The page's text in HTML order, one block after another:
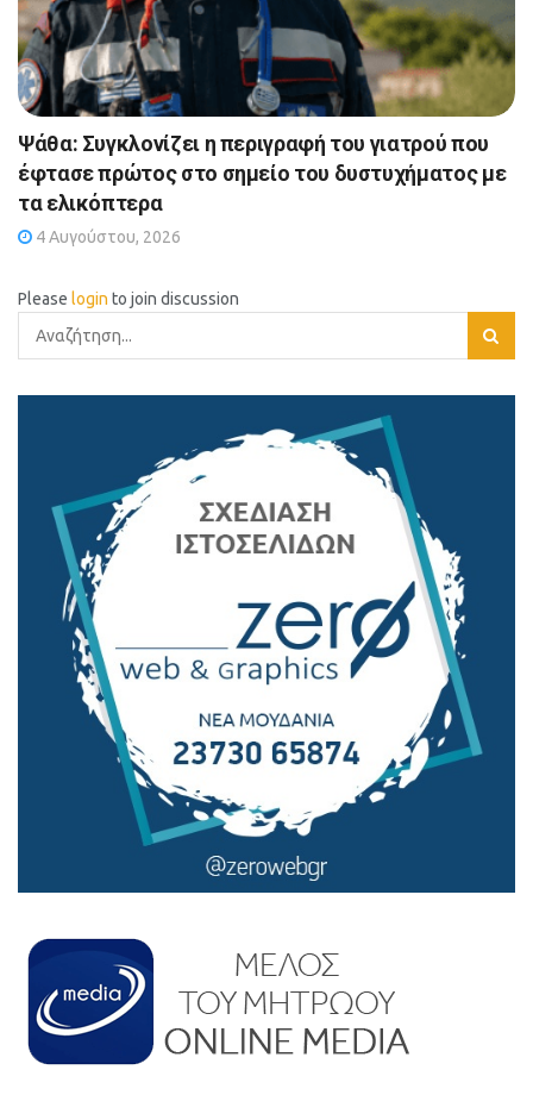
Ψάθα: Συγκλονίζει η περιγραφή του γιατρού που
έφτασε πρώτος στο σημείο του δυστυχήματος με
τα ελικόπτερα
4 Αυγούστου, 2026
Please login to join discussion